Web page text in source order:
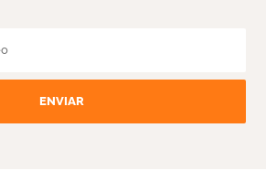
ENVIAR